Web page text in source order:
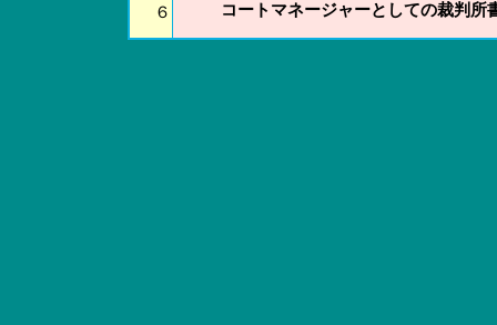
６ コートマネージャーとしての裁判所